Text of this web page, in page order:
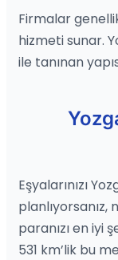
Firmalar
hizmeti sunar.
ile tanınan
Eşyalarınızı
paranızı en iyi
531 km’lik bu